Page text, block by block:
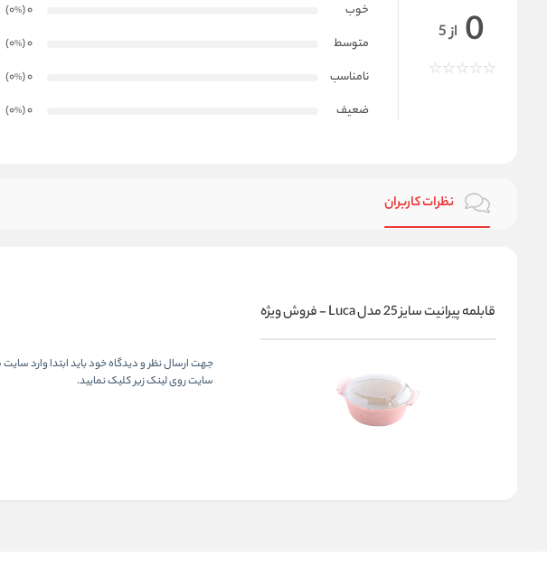
0 از 5
خوب
0
(0
%
)
متوسط
0
(0
%
)
نامناسب
0
(0
%
)
ضعیف
0
(0
%
)
نظرات کاربران
قابلمه پيرانيت سایز 25 مدل Luca - فروش ویژه
جهت ارسال نظر و دیدگاه خود باید ابتدا وارد
سایت روی لینک زیر کلیک نمایید.